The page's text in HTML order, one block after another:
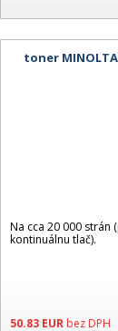
toner MINOLTA
Na cca 20 000
kontinuálnu tlač).
50.83 EUR bez DPH